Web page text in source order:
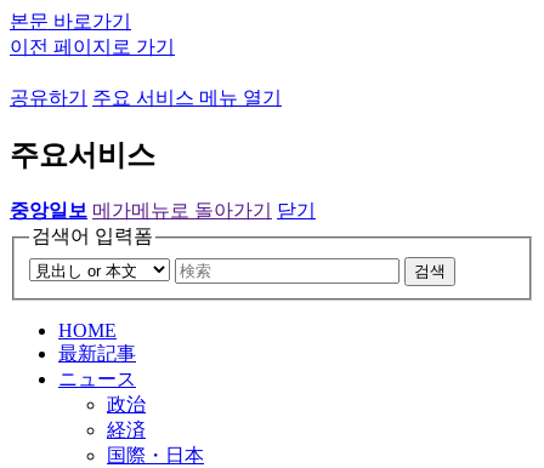
본문 바로가기
이전 페이지로 가기
공유하기 주요 서비스 메뉴 열기
주요서비스
중앙일보 메가메뉴로 돌아가기
닫기
검색어 입력폼
검색
HOME
最新記事
ニュース
政治
経済
国際・日本